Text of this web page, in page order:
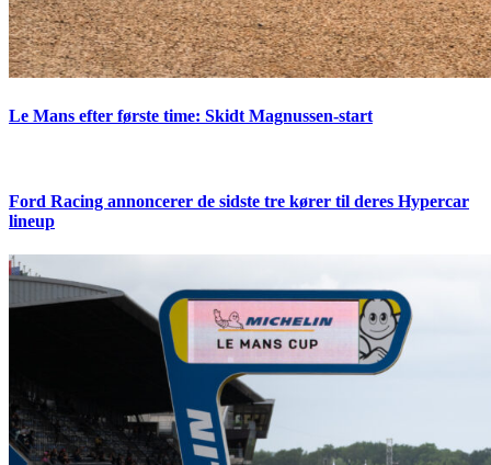
Le Mans efter første time: Skidt Magnussen-start
Ford Racing annoncerer de sidste tre kører til deres Hypercar
lineup